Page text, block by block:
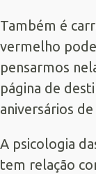
Também é
vermelho
pensarmos
página de
aniversários
A psicologia
tem relação